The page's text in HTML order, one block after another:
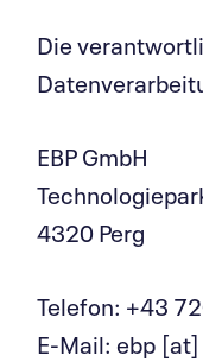
Die
EBP GmbH
4320 Perg
Telefon: +43
E-Mail:ebp